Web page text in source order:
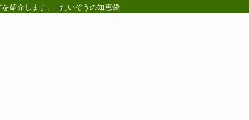
紹介します。 | たいぞうの知恵袋